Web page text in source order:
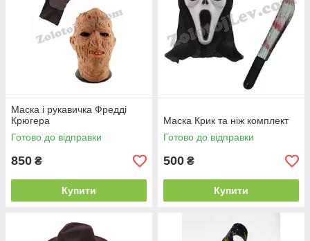
Маска і рукавичка Фредді
Крюгера
Готово до відправки
850 ₴
Купити
Маска Крик та ніж комплект
Готово до відправки
500 ₴
Купити